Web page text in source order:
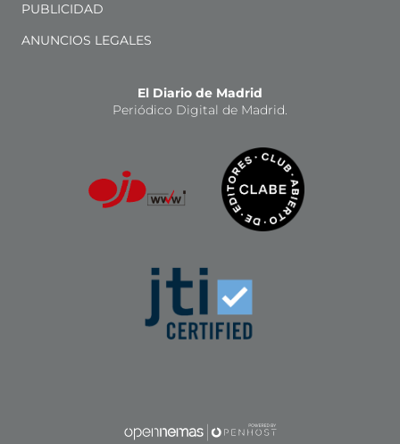
PUBLICIDAD
ANUNCIOS LEGALES
El Diario de Madrid
Periódico Digital de Madrid.